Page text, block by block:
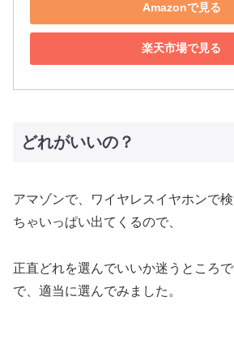
Amazonで見る
楽天市場で見る
どれがいいの？
アマゾンで、ワイヤレスイヤホンで
ちゃいっぱい出てくるので、
正直どれを選んでいいか迷うところ
で、適当に選んでみました。